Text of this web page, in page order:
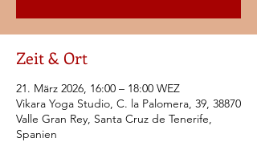
Zeit & Ort
21. März 2026, 16:00 – 18:00 WEZ
Vikara Yoga Studio, C. la Palomera, 39, 38870
Valle Gran Rey, Santa Cruz de Tenerife,
Spanien